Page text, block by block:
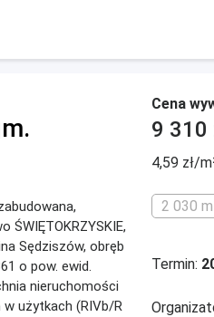
ŚWIĘTOKRZYSKIE,
Sędziszów, obręb
o pow. ewid.
nieruchomości
użytkach (RIVb/R
Cena
9 310
4,59 zł/
2 030
Termin: